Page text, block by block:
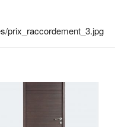
prix_raccordement_3.jpg